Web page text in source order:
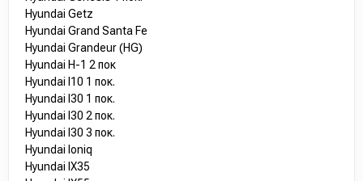
Hyundai Getz
Hyundai Grand Santa Fe
Hyundai Grandeur (HG)
Hyundai H-1 2 пок
Hyundai I10 1 пок.
Hyundai I30 1 пок.
Hyundai I30 2 пок.
Hyundai I30 3 пок.
Hyundai Ioniq
Hyundai IX35